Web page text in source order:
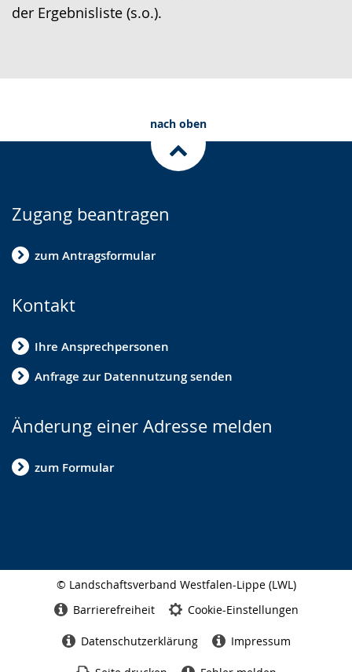
der Ergebnisliste (s.o.).
nach oben
Zugang beantragen
zum Antragsformular
Kontakt
Ihre Ansprechpersonen
Anfrage zur Datennutzung senden
Änderung einer Adresse melden
zum Formular
© Landschaftsverband Westfalen-Lippe (LWL)
Barrierefreiheit Cookie-Einstellungen
Datenschutzerklärung Impressum